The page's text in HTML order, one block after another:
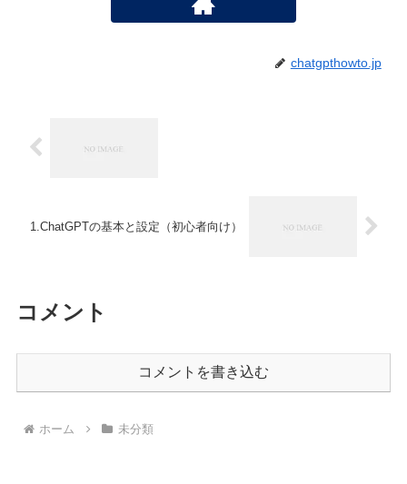
chatgpthowto.jp
1.ChatGPTの基本と設定（初心者向け）
コメント
コメントを書き込む
ホーム 未分類